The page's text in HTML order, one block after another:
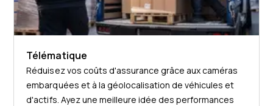
Télématique
Réduisez vos coûts d'assurance grâce aux caméras
embarquées et à la géolocalisation de véhicules et
d'actifs. Ayez une meilleure idée des performances